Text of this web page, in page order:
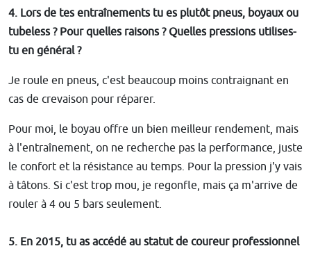
4. Lors de tes entraînements tu es plutôt pneus, boyaux ou
tubeless ? Pour quelles raisons ? Quelles pressions utilises-
tu en général ?
Je roule en pneus, c'est beaucoup moins contraignant en
cas de crevaison pour réparer.
Pour moi, le boyau offre un bien meilleur rendement, mais
à l'entraînement, on ne recherche pas la performance, juste
le confort et la résistance au temps. Pour la pression j'y vais
à tâtons. Si c'est trop mou, je regonfle, mais ça m'arrive de
rouler à 4 ou 5 bars seulement.
5. En 2015, tu as accédé au statut de coureur professionnel